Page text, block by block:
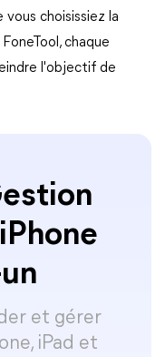
vous choisissiez la
chaque
l'objectif de
et gérer
iPad et